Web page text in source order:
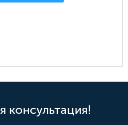
Путь, 141(Пушкинского
Пушкина, 115
консультация!